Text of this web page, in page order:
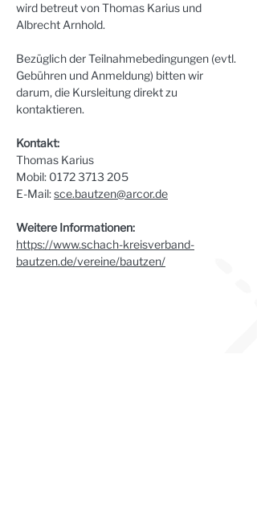
wird betreut von Thomas Karius und
Albrecht Arnhold.
Bezüglich der Teilnahmebedingungen (evtl.
Gebühren und Anmeldung) bitten wir
darum, die Kursleitung direkt zu
kontaktieren.
Kontakt:
Thomas Karius
Mobil: 0172 3713 205
E-Mail: sce.bautzen@arcor.de
Weitere Informationen:
https://www.schach-kreisverband-
bautzen.de/vereine/bautzen/